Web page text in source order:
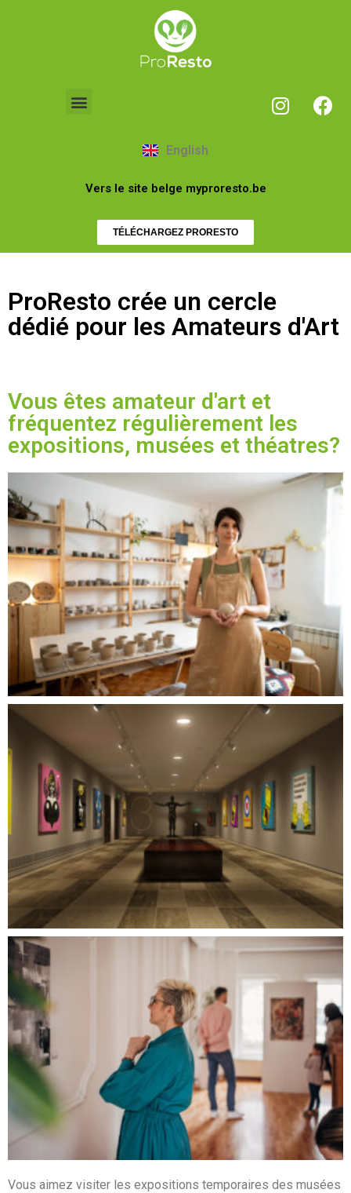
English
Vers le site belge myproresto.be
TÉLÉCHARGEZ PRORESTO
ProResto crée un cercle
dédié pour les Amateurs d'Art
Vous êtes amateur d'art et
fréquentez régulièrement les
expositions, musées et théatres?
Vous aimez visiter les expositions temporaires des musées